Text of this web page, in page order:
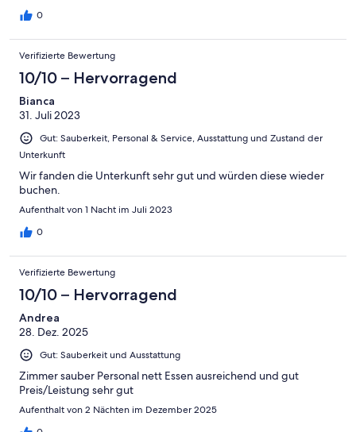
0
Verifizierte Bewertung
10/10 – Hervorragend
Bianca
31. Juli 2023
Gut: Sauberkeit, Personal & Service, Ausstattung und Zustand der
Unterkunft
Wir fanden die Unterkunft sehr gut und würden diese wieder
buchen.
Aufenthalt von 1 Nacht im Juli 2023
0
Verifizierte Bewertung
10/10 – Hervorragend
Andrea
28. Dez. 2025
Gut: Sauberkeit und Ausstattung
Zimmer sauber Personal nett Essen ausreichend und gut
Preis/Leistung sehr gut
Aufenthalt von 2 Nächten im Dezember 2025